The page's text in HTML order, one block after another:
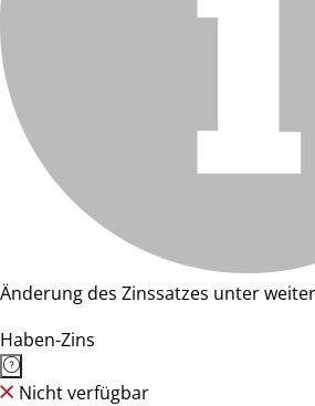
Änderung des Zinssatzes unter
Haben-Zins
Nicht verfügbar